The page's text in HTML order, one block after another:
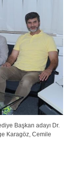
Başkan adayı Dr.
Karagöz, Cemile